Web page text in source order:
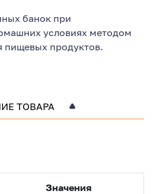
банок при
условиях методом
пищевых продуктов.
ТОВАРА
Значения